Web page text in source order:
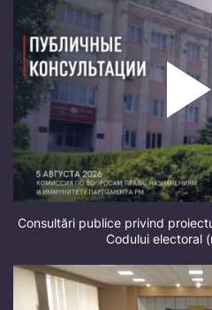
Consultări publice privind
Codului electoral